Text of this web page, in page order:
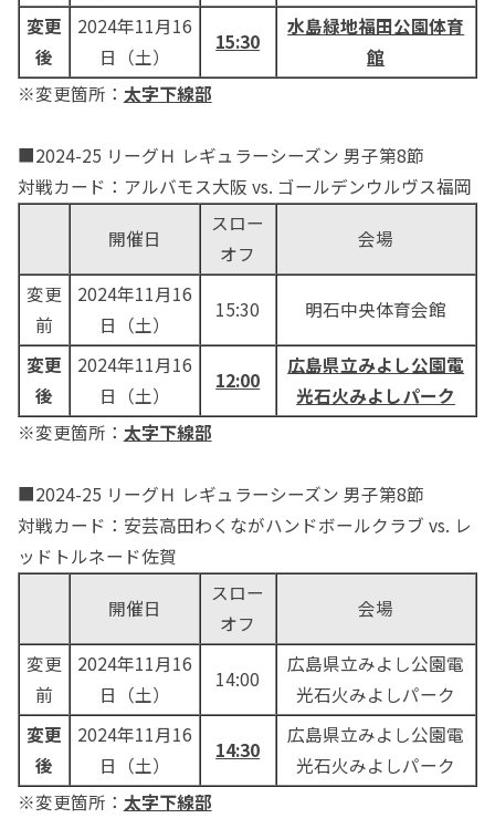
変更
後
2024年11月16
日（土）
15:30
水島緑地福田公園体育
館
※変更箇所： 太字下線部
■2024-25 リーグＨ レギュラーシーズン 男子第8節
対戦カード：アルバモス大阪 vs. ゴールデンウルヴス福岡
開催日
スロー
オフ
会場
変更
前
2024年11月16
日（土）
15:30 明石中央体育会館
変更
後
2024年11月16
日（土）
12:00
広島県立みよし公園電
光石火みよしパーク
※変更箇所： 太字下線部
■2024-25 リーグＨ レギュラーシーズン 男子第8節
対戦カード：安芸高田わくながハンドボールクラブ vs. レ
ッドトルネード佐賀
開催日
スロー
オフ
会場
変更
前
2024年11月16
日（土）
14:00
広島県立みよし公園電
光石火みよしパーク
変更
後
2024年11月16
日（土）
14:30
広島県立みよし公園電
光石火みよしパーク
※変更箇所： 太字下線部